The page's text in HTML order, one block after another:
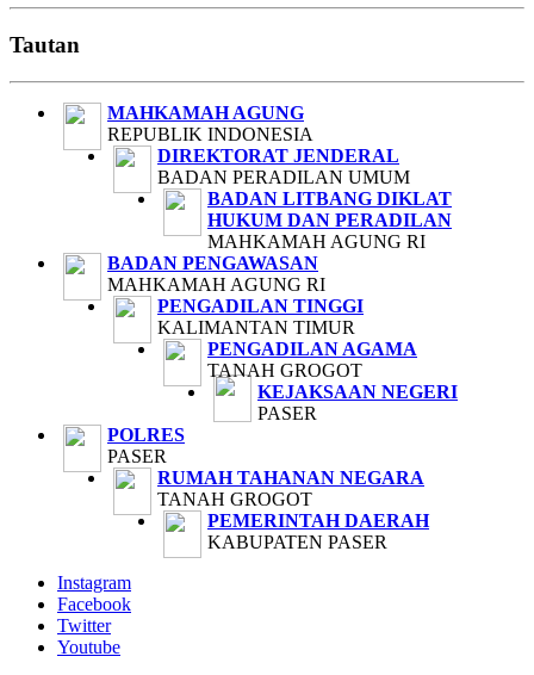
Tautan
MAHKAMAH AGUNG
REPUBLIK INDONESIA
DIREKTORAT JENDERAL
BADAN PERADILAN UMUM
BADAN LITBANG DIKLAT
HUKUM DAN PERADILAN
MAHKAMAH AGUNG RI
BADAN PENGAWASAN
MAHKAMAH AGUNG RI
PENGADILAN TINGGI
KALIMANTAN TIMUR
PENGADILAN AGAMA
TANAH GROGOT
KEJAKSAAN NEGERI
PASER
POLRES
PASER
RUMAH TAHANAN NEGARA
TANAH GROGOT
PEMERINTAH DAERAH
KABUPATEN PASER
Instagram
Facebook
Twitter
Youtube